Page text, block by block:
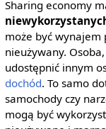
Sharing economy
może być wynajem
nieużywany.
udostępnić innym
dochód. To samo
samochody czy
mogą być